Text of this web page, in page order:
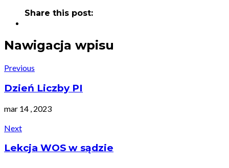
Share this post:
Nawigacja wpisu
Previous
Dzień Liczby PI
mar 14 , 2023
Next
Lekcja WOS w sądzie